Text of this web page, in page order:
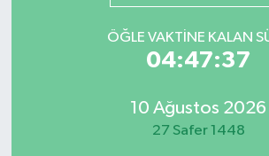
ÖĞLE VAKTINE KALAN
04:47:37
10 Ağustos 2026
27 Safer 1448
Süper Lig Puan Durumu ve
Tüm Manşetler